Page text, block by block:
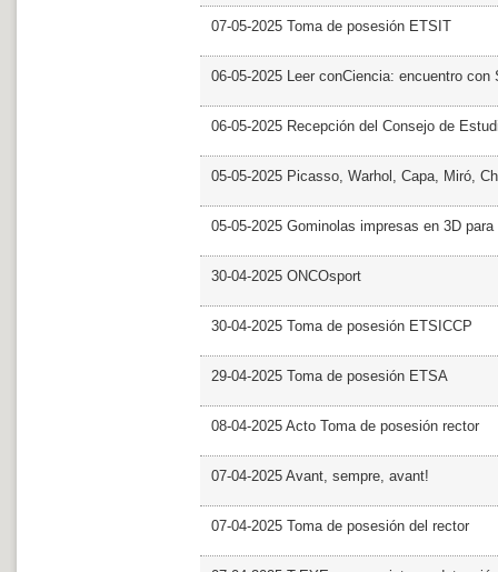
07-05-2025 Toma de posesión ETSIT
06-05-2025 Leer conCiencia: encuentro con
06-05-2025 Recepción del Consejo de
05-05-2025 Picasso, Warhol, Capa, Miró,
05-05-2025 Gominolas impresas en 3D
30-04-2025 ONCOsport
30-04-2025 Toma de posesión ETSICCP
29-04-2025 Toma de posesión ETSA
08-04-2025 Acto Toma de posesión rector
07-04-2025 Avant, sempre, avant!
07-04-2025 Toma de posesión del rector